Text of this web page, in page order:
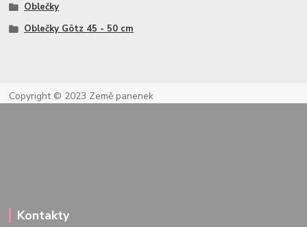
Oblečky
Oblečky Götz 45 - 50 cm
Copyright © 2023 Země panenek
Kontakty